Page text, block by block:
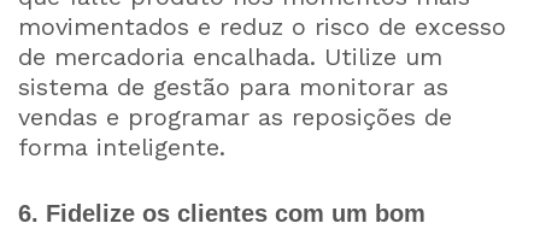
movimentados e reduz o risco de excesso
de mercadoria encalhada. Utilize um
sistema de gestão para monitorar as
vendas e programar as reposições de
forma inteligente.
6. Fidelize os clientes com um bom